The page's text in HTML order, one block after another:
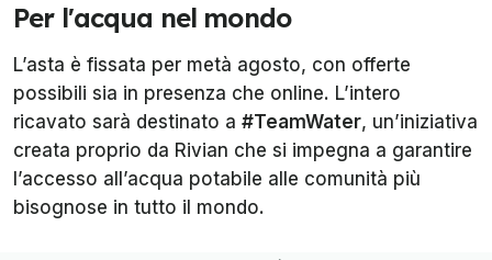
Per l'acqua nel mondo
L’asta è fissata per metà agosto, con offerte
possibili sia in presenza che online. L’intero
ricavato sarà destinato a #TeamWater, un’iniziativa
creata proprio da Rivian che si impegna a garantire
l’accesso all’acqua potabile alle comunità più
bisognose in tutto il mondo.